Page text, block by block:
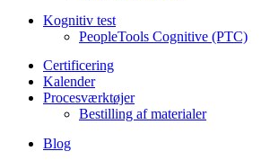
Kognitiv test
PeopleTools Cognitive (PTC)
Certificering
Kalender
Procesværktøjer
Bestilling af materialer
Blog